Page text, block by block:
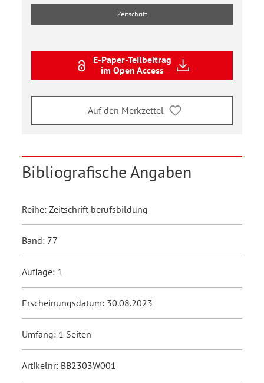
Zeitschrift
E-Paper-Teilbeitrag
im Open Access
Auf den Merkzettel
Bibliografische Angaben
Reihe: Zeitschrift berufsbildung
Band: 77
Auflage: 1
Erscheinungsdatum: 30.08.2023
Umfang: 1 Seiten
Artikelnr: BB2303W001